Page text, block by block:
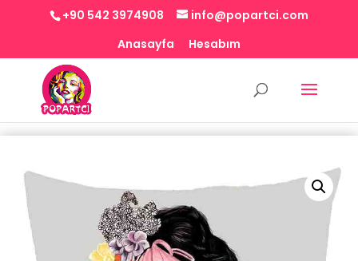
+90 542 3974908
info@popartci.com
Anasayfa
Hesabım